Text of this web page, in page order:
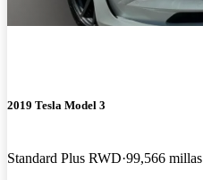
2019 Tesla Model 3
Standard Plus RWD 99,566 millas